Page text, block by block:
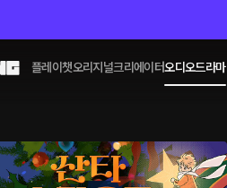
플레이챗오리지널크리에이터오디오드라마